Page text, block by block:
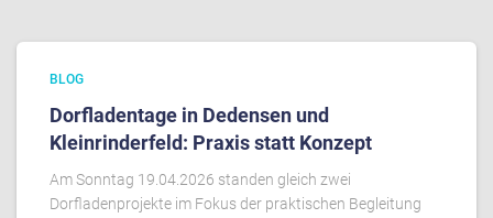
BLOG
Dorfladentage in Dedensen und
Kleinrinderfeld: Praxis statt Konzept
Am Sonntag 19.04.2026 standen gleich zwei
Dorfladenprojekte im Fokus der praktischen Begleitung